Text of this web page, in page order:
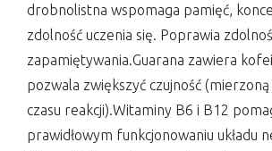
drobnolistna wspomaga pamięć,
zdolność uczenia się. Poprawia
zapamiętywania.Guarana zawiera
pozwala zwiększyć czujność
czasu reakcji).Witaminy B6 i B12
prawidłowym funkcjonowaniu układu